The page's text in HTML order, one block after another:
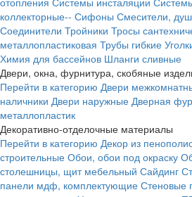
коллекторные-- Сифоны Смесители,
Соединители Тройники Тросы
металлопластиковая Трубы гибкие
Химия для бассейнов Шланги сливные
Двери, окна, фурнитура, скобяные
Перейти в категорию Двери
наличники Двери наружные Дверная
металлопластик
Декоративно-отделочные материалы
Перейти в категорию Декор из
строительные Обои, обои под окраску
столешницы, щит мебельный Сайдинг
панели мдф, комплектующие Стеновые